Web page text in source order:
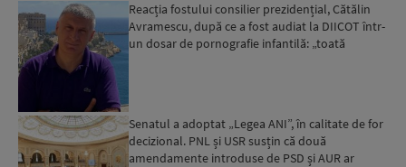
Reacția fostului consilier prezidențial, Cătălin
Avramescu, după ce a fost audiat la DIICOT într-
un dosar de pornografie infantilă: „toată
Senatul a adoptat „Legea ANI”, în calitate de for
decizional. PNL și USR susțin că două
amendamente introduse de PSD și AUR ar